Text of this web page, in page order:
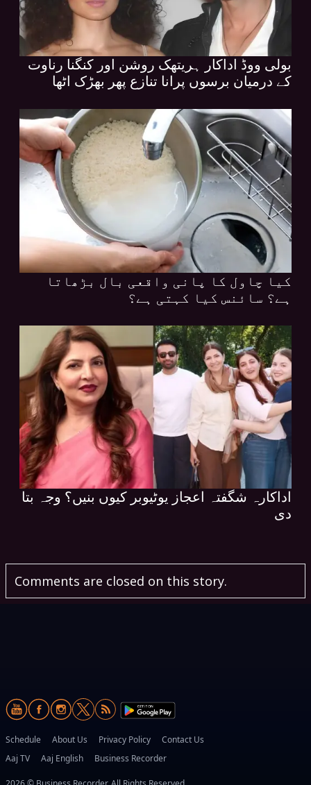
بولی ووڈ اداکار ہریتھک روشن اور کنگنا رناوت
کے درمیان برسوں پرانا تنازع پھر بھڑک اٹھا
کیا چاول کا پانی واقعی بال بڑھاتا
ہے؟ سائنس کیا کہتی ہے؟
اداکارہ شگفتہ اعجاز یوٹیوبر کیوں بنیں؟ وجہ بتا
دی
Comments are closed on this story.
Schedule About Us Privacy Policy
Contact Us
Aaj TV
Aaj English Business Recorder